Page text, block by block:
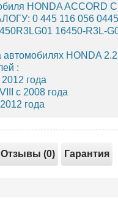
HONDA ACCORD
0 445 116 056
16450-R3L-
HONDA 2.2
:
года
с 2008 года
года
Отзывы (0) Гарантия